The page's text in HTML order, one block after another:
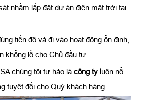
nhằm lắp đặt dự án điện mặt trời tại
tiến độ và đi vào hoạt động ổn định,
khổng lồ cho Chủ đầu tư.
chúng tôi tự hào là công ty luôn nổ
tuyệt đối cho Quý khách hàng.